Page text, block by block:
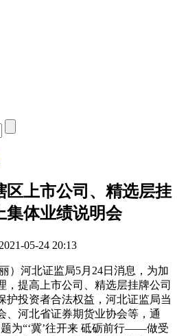
区上市公司、精选层挂
集体业绩说明会
05-24 20:13
河北证监局5月24日消息，为加
，提高上市公司、精选层挂牌公司
护投资者合法权益，河北证监局当
、河北省证券期货业协会等，通
为“‘冀’往开来 砥砺前行——做受